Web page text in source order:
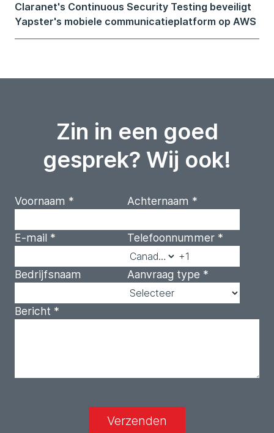
Claranet's Continuous Security Testing beveiligt
Yapster's mobiele communicatieplatform op AWS
Zin in een goed
gesprek? Wij ook!
Voornaam * Achternaam *
E-mail * Telefoonnummer *
Bedrijfsnaam Aanvraag type *
Bericht *
Verzenden